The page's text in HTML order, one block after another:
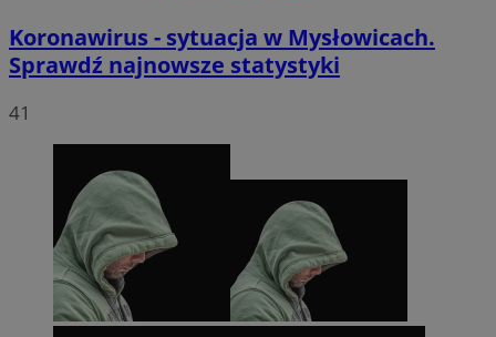
Koronawirus - sytuacja w Mysłowicach.
Sprawdź najnowsze statystyki
41